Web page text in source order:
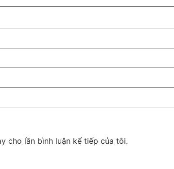
cho lần bình luận kế tiếp của tôi.